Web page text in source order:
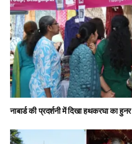
नाबार्ड की प्रदर्शनी में दिखा हथकरघा का हुनर